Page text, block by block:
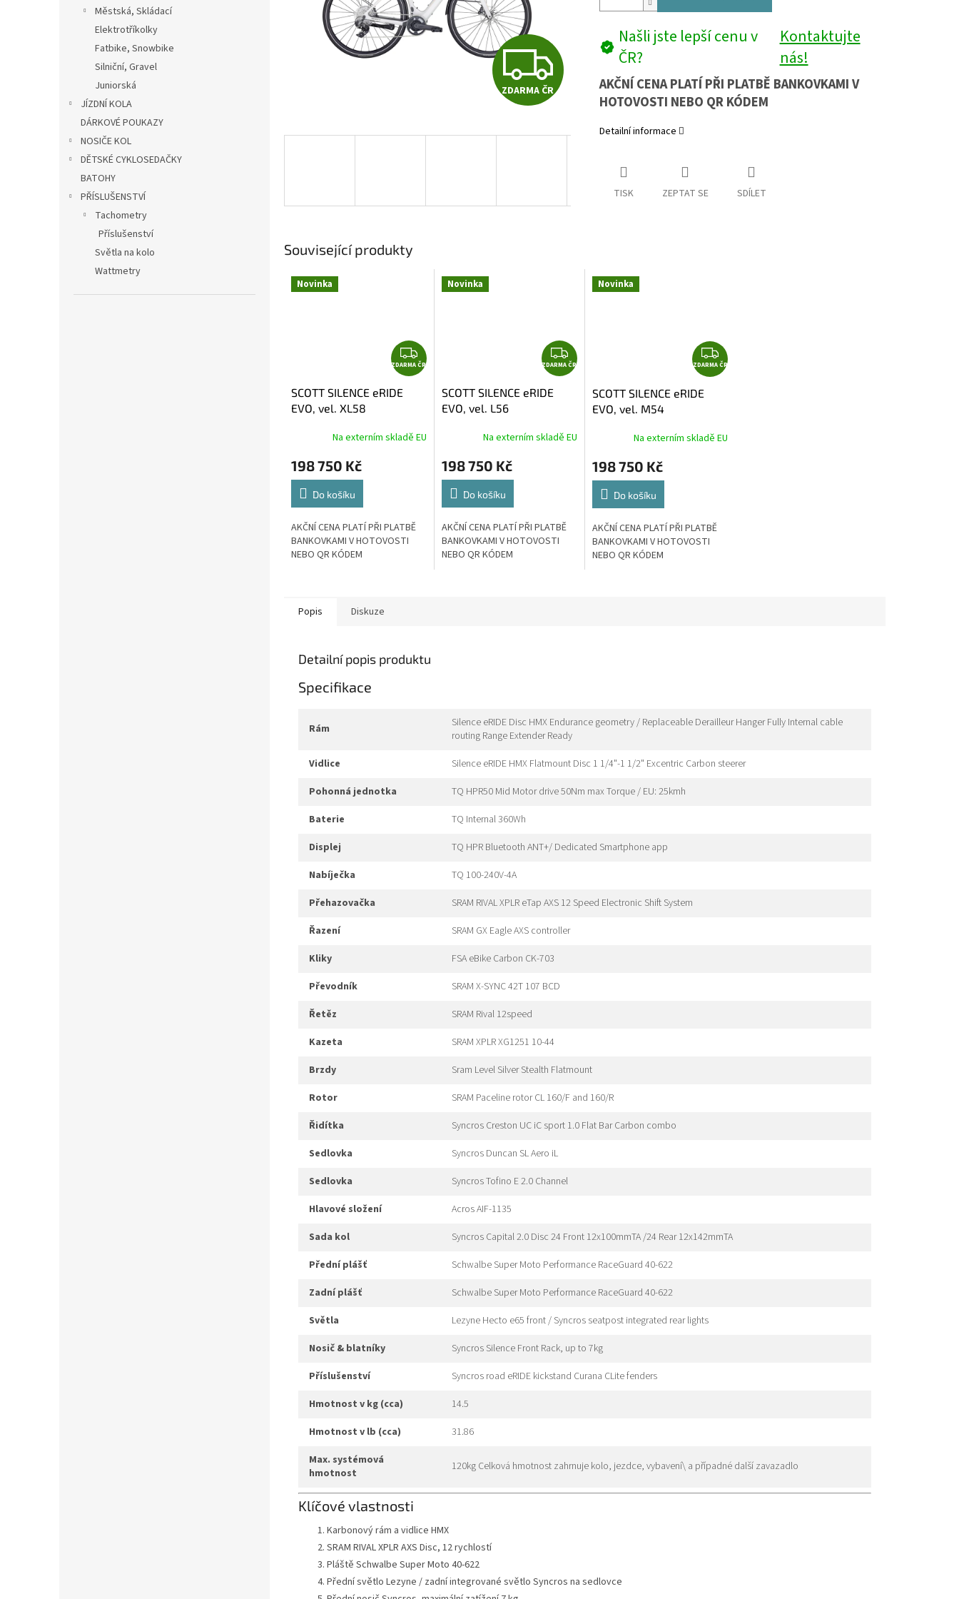
Městská, Skládací
Elektrotříkolky
Fatbike, Snowbike
Silniční, Gravel
Juniorská
JÍZDNÍ KOLA
DÁRKOVÉ POUKAZY
NOSIČE KOL
DĚTSKÉ CYKLOSEDAČKY
BATOHY
PŘÍSLUŠENSTVÍ
Tachometry
Příslušenství
Světla na kolo
Wattmetry
Z
D
R
M
ZDARMA ČR
Našli jste lepší cenu v
ČR?
Kontaktujte
nás!
AKČNÍ CENA PLATÍ PŘI PLATBĚ BANKOVKAMI V
HOTOVOSTI NEBO QR KÓDEM
Detailní informace
TISK ZEPTAT SE SDÍLET
Související produkty
Novinka
Z
D
A
ZDARMA ČR
SCOTT SILENCE eRIDE
EVO, vel. XL58
Na externím skladě EU
198 750 Kč
Do košíku
AKČNÍ CENA PLATÍ PŘI PLATBĚ
BANKOVKAMI V HOTOVOSTI
NEBO QR KÓDEM
Novinka
Z
D
A
ZDARMA ČR
SCOTT SILENCE eRIDE
EVO, vel. L56
Na externím skladě EU
198 750 Kč
Do košíku
AKČNÍ CENA PLATÍ PŘI PLATBĚ
BANKOVKAMI V HOTOVOSTI
NEBO QR KÓDEM
Novinka
Z
D
A
ZDARMA ČR
SCOTT SILENCE eRIDE
EVO, vel. M54
Na externím skladě EU
198 750 Kč
Do košíku
AKČNÍ CENA PLATÍ PŘI PLATBĚ
BANKOVKAMI V HOTOVOSTI
NEBO QR KÓDEM
Popis Diskuze
Detailní popis produktu
Specifikace
rám
Silence eRIDE Disc HMX Endurance geometry / Replaceable Derailleur Hanger Fully Internal cable
routing Range Extender Ready
vidlice
Silence eRIDE HMX Flatmount Disc 1 1/4"-1 1/2" Excentric Carbon steerer
pohonná jednotka
TQ HPR50 Mid Motor drive 50Nm max Torque / EU: 25kmh
baterie
TQ Internal 360Wh
displej
TQ HPR Bluetooth ANT+/ Dedicated Smartphone app
nabíječka
TQ 100-240V-4A
přehazovačka
SRAM RIVAL XPLR eTap AXS 12 Speed Electronic Shift System
řazení
SRAM GX Eagle AXS controller
kliky
FSA eBike Carbon CK-703
převodník
SRAM X-SYNC 42T 107 BCD
řetěz
SRAM Rival 12speed
kazeta
SRAM XPLR XG1251 10-44
brzdy
Sram Level Silver Stealth Flatmount
rotor
SRAM Paceline rotor CL 160/F and 160/R
řidítka
Syncros Creston UC iC sport 1.0 Flat Bar Carbon combo
sedlovka
Syncros Duncan SL Aero iL
sedlovka
Syncros Tofino E 2.0 Channel
hlavové složení
Acros AIF-1135
sada kol
Syncros Capital 2.0 Disc 24 Front 12x100mmTA /24 Rear 12x142mmTA
přední plášť
Schwalbe Super Moto Performance RaceGuard 40-622
zadní plášť
Schwalbe Super Moto Performance RaceGuard 40-622
světla
Lezyne Hecto e65 front / Syncros seatpost integrated rear lights
nosič & blatníky
Syncros Silence Front Rack, up to 7kg
příslušenství
Syncros road eRIDE kickstand Curana CLite fenders
hmotnost v kg (cca)
14.5
hmotnost v lb (cca)
31.86
max. systémová
hmotnost
120kg Celková hmotnost zahrnuje kolo, jezdce, vybavení\ a případné další zavazadlo
Klíčové vlastnosti
Karbonový rám a vidlice HMX
SRAM RIVAL XPLR AXS Disc, 12 rychlostí
Pláště Schwalbe Super Moto 40-622
Přední světlo Lezyne / zadní integrované světlo Syncros na sedlovce